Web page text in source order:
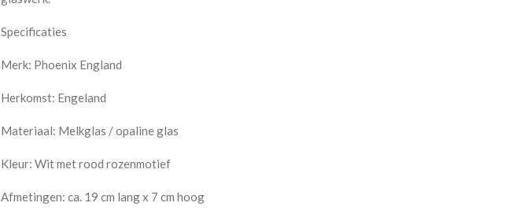
Specificaties
Merk: Phoenix England
Herkomst: Engeland
Materiaal: Melkglas / opaline glas
Kleur: Wit met rood rozenmotief
Afmetingen: ca. 19 cm lang x 7 cm hoog